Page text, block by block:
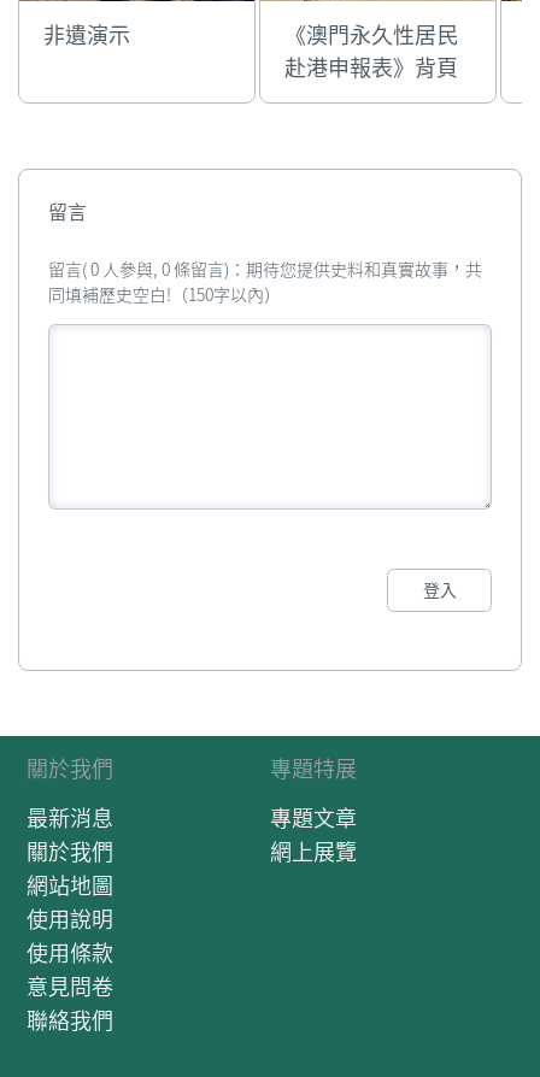
非遺演示
《澳門永久性居民
赴港申報表》背頁
留言
留言( 0 人參與, 0 條留言)：期待您提供史料和真實故事，共
同填補歷史空白!（150字以內）
登入
關於我們
最新消息
關於我們
網站地圖
使用說明
使用條款
意見問卷
聯絡我們
專題特展
專題文章
網上展覽